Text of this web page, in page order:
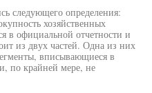
следующего определения:
хозяйственных
в официальной отчетности и
из двух частей. Одна из них
вписывающиеся в
по крайней мере, не